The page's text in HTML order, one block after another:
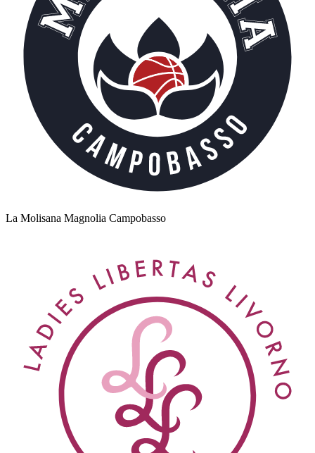
La Molisana Magnolia Campobasso